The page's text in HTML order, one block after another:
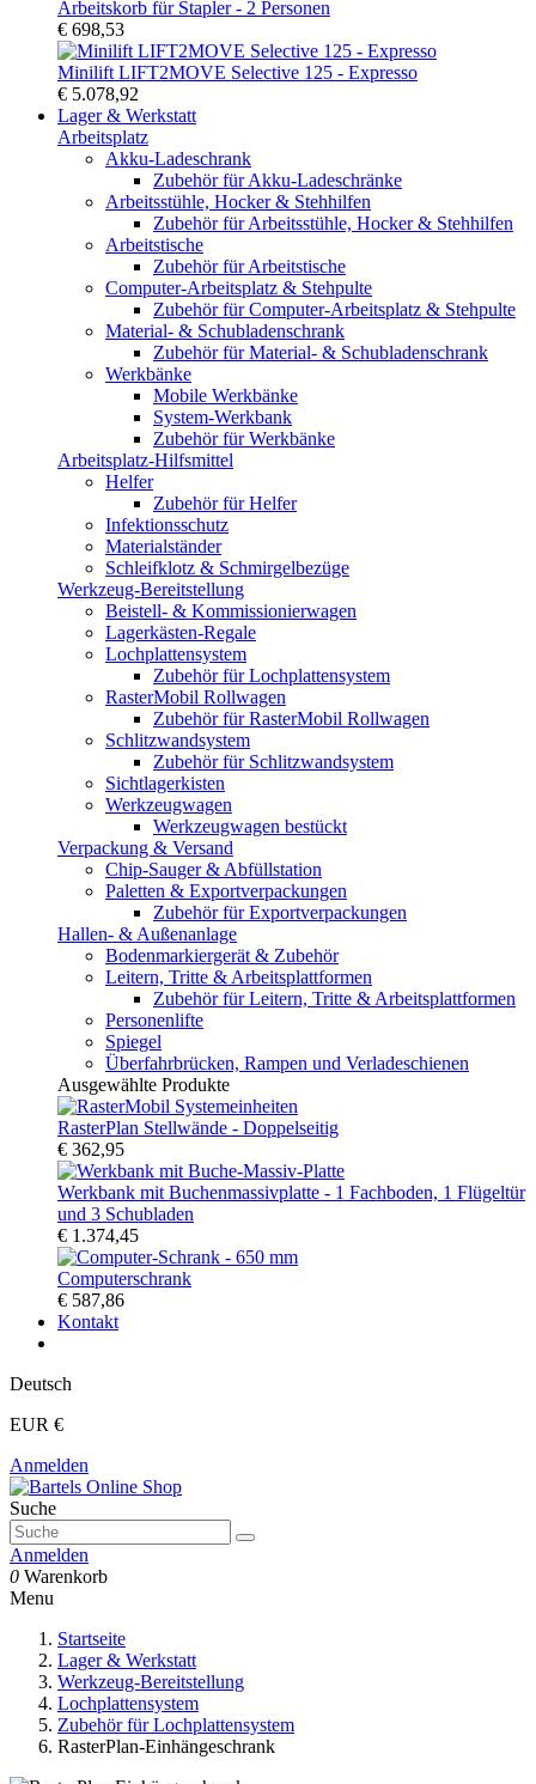
Arbeitskorb für Stapler - 2 Personen
€ 698,53
Minilift LIFT2MOVE Selective 125 - Expresso
€ 5.078,92
Lager & Werkstatt
Arbeitsplatz
Akku-Ladeschrank
Zubehör für Akku-Ladeschränke
Arbeitsstühle, Hocker & Stehhilfen
Zubehör für Arbeitsstühle, Hocker & Stehhilfen
Arbeitstische
Zubehör für Arbeitstische
Computer-Arbeitsplatz & Stehpulte
Zubehör für Computer-Arbeitsplatz & Stehpulte
Material- & Schubladenschrank
Zubehör für Material- & Schubladenschrank
Werkbänke
Mobile Werkbänke
System-Werkbank
Zubehör für Werkbänke
Arbeitsplatz-Hilfsmittel
Helfer
Zubehör für Helfer
Infektionsschutz
Materialständer
Schleifklotz & Schmirgelbezüge
Werkzeug-Bereitstellung
Beistell- & Kommissionierwagen
Lagerkästen-Regale
Lochplattensystem
Zubehör für Lochplattensystem
RasterMobil Rollwagen
Zubehör für RasterMobil Rollwagen
Schlitzwandsystem
Zubehör für Schlitzwandsystem
Sichtlagerkisten
Werkzeugwagen
Werkzeugwagen bestückt
Verpackung & Versand
Chip-Sauger & Abfüllstation
Paletten & Exportverpackungen
Zubehör für Exportverpackungen
Hallen- & Außenanlage
Bodenmarkiergerät & Zubehör
Leitern, Tritte & Arbeitsplattformen
Zubehör für Leitern, Tritte & Arbeitsplattformen
Personenlifte
Spiegel
Überfahrbrücken, Rampen und Verladeschienen
Ausgewählte Produkte
RasterPlan Stellwände - Doppelseitig
€ 362,95
Werkbank mit Buchenmassivplatte - 1 Fachboden, 1 Flügeltür
und 3 Schubladen
€ 1.374,45
Computerschrank
€ 587,86
Kontakt
Deutsch
EUR €
Anmelden
Suche
Anmelden
0 Warenkorb
Menu
Startseite
Lager & Werkstatt
Werkzeug-Bereitstellung
Lochplattensystem
Zubehör für Lochplattensystem
RasterPlan-Einhängeschrank